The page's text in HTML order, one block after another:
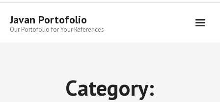
Skip
content
Javan Portofolio
Our Portofolio for Your References
Category: